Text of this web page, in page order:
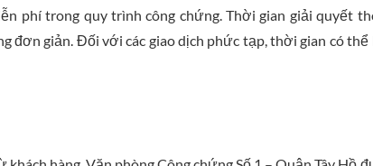
phí trong quy trình công chứng. Thời gian giải quyết
đơn giản. Đối với các giao dịch phức tạp, thời gian có thể